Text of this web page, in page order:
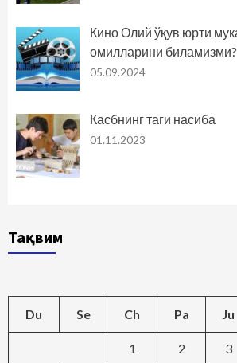
Кино Олий ўқув юрти
омилларини биламизми?
05.09.2024
Касбнинг таги насиба
01.11.2023
Тақвим
Du Se Ch Pa Ju
1 2 3